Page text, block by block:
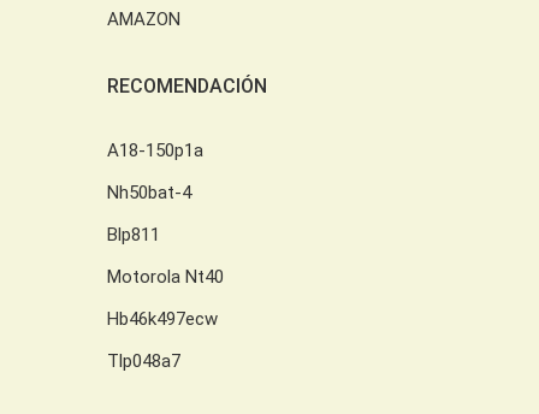
AMAZON
RECOMENDACIÓN
A18-150p1a
Nh50bat-4
Blp811
Motorola Nt40
Hb46k497ecw
Tlp048a7